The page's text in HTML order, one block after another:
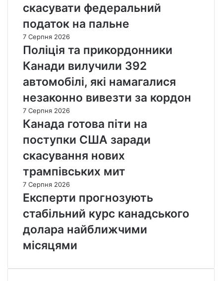
скасувати федеральний
податок на пальне
7 Серпня 2026
Поліція та прикордонники
Канади вилучили 392
автомобілі, які намагалися
незаконно вивезти за кордон
7 Серпня 2026
Канада готова піти на
поступки США заради
скасування нових
трампівських мит
7 Серпня 2026
Експерти прогнозують
стабільний курс канадського
долара найближчими
місяцями